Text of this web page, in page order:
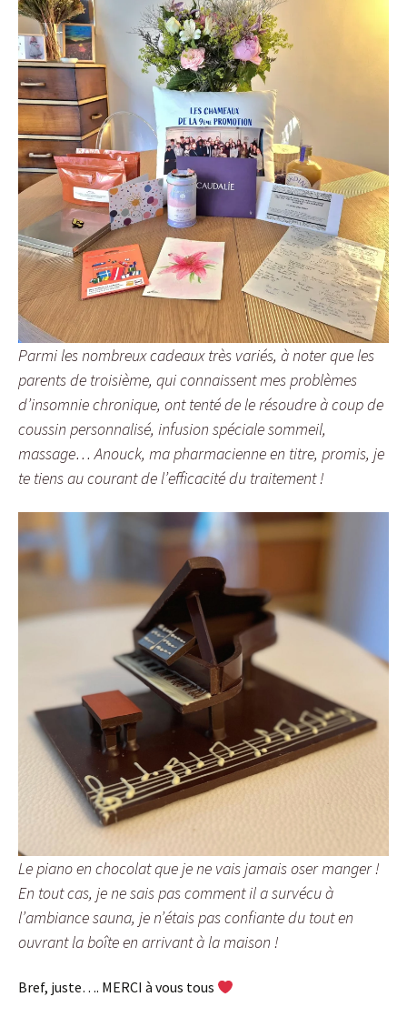
Parmi les nombreux cadeaux très variés, à noter que les
parents de troisième, qui connaissent mes problèmes
d’insomnie chronique, ont tenté de le résoudre à coup de
coussin personnalisé, infusion spéciale sommeil,
massage… Anouck, ma pharmacienne en titre, promis, je
te tiens au courant de l’efficacité du traitement !
Le piano en chocolat que je ne vais jamais oser manger !
En tout cas, je ne sais pas comment il a survécu à
l’ambiance sauna, je n’étais pas confiante du tout en
ouvrant la boîte en arrivant à la maison !
Bref, juste…. MERCI à vous tous